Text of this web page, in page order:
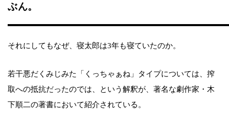
ぶん。
それにしてもなぜ、寝太郎は3年も寝ていたのか。
若干悪だくみじみた「くっちゃぁね」タイプについては、搾
取への抵抗だったのでは、という解釈が、著名な劇作家・木
下順二の著書において紹介されている。